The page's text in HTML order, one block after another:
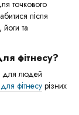
точкового
після
та
фітнесу?
для людей
фітнесу різних